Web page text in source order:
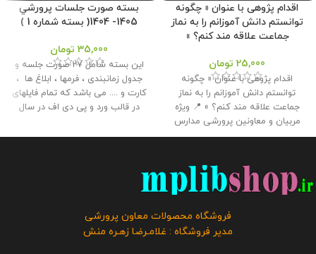
اقدام پژوهی با عنوان « چگونه
توانستم دانش آموزانم را به نماز
جماعت علاقه مند کنم؟ »
25,000 تومان
اقدام پژوهی با عنوان « چگونه
توانستم دانش آموزانم را به نماز
جماعت علاقه مند کنم؟ » 📍 ویژه
مربیان و معاونین پرورشی مدارس
📌 تعداد صفحات : 42 🔻 حجم فایل :
جهت ارائه همکاران به مدیر برای
دریافت گواهی اقدام پژوهی رتبه
بندی توسط همکار تهیه و آماده شده
جشنواره ها استفاده از آن توصیه
این محصول مختص
بسته صورت جلسات پرورشي
1405- 1404( بسته شماره 1 )
35,000 تومان
این بسته شامل 27 صورت جلسه و
جدول زمانبندی ، فرمها ، ابلاغ ها ،
کارت و .... می باشد که تمام فایلهای
در قالب ورد و پی دی اف در سال
راحتی میتوانید آنها را ویرایش کرد .
حجم فایل : 13 مگابایت
این برنامه متعلق به فروشگاه معاون
این برنامه توسط دیگران مورد رضایت
ما نیست و شرعا حرام می باشد .
فروشگاه محصولات معاون پرورشی
مدیر فروشگاه : غلامـرضا زهـره منش